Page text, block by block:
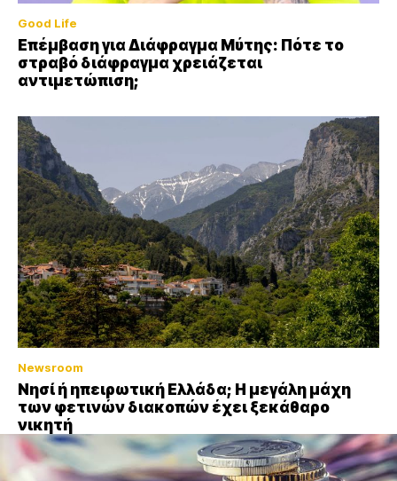
Good Life
Επέμβαση για Διάφραγμα Μύτης: Πότε το
στραβό διάφραγμα χρειάζεται
αντιμετώπιση;
Newsroom
Νησί ή ηπειρωτική Ελλάδα; Η μεγάλη μάχη
των φετινών διακοπών έχει ξεκάθαρο
νικητή